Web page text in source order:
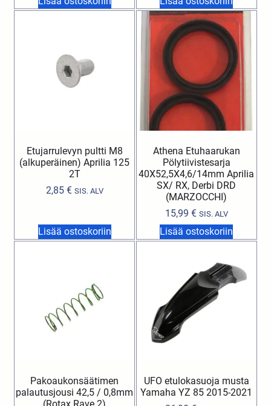
Etujarrulevyn pultti M8
(alkuperäinen) Aprilia 125
2T
2,85 € SIS. ALV
Lisää ostoskoriin
Athena Etuhaarukan
Pölytiivistesarja
40X52,5X4,6/14mm Aprilia
SX/ RX, Derbi DRD
(MARZOCCHI)
15,99 € SIS. ALV
Lisää ostoskoriin
Pakoaukonsäätimen
palautusjousi 42,5 / 0,8mm
UFO etulokasuoja musta
Yamaha YZ 85 2015-2021